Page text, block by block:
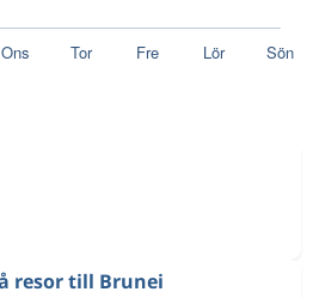
resor till Brunei